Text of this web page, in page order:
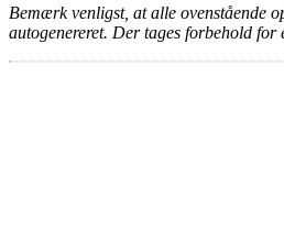
Bemærk venligst, at alle ovenstående
autogenereret. Der tages forbehold for